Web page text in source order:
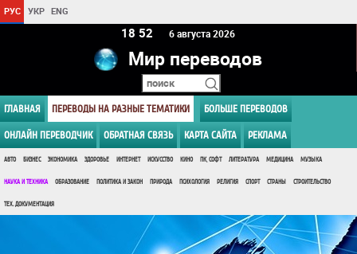
РУС УКР ENG
18:52 6 августа 2026
Мир переводов
ГЛАВНАЯ ПЕРЕВОДЫ НА РАЗНЫЕ ТЕМАТИКИ БОЛЬШЕ ПЕРЕВОДОВ
ОНЛАЙН ПЕРЕВОДЧИК ОБРАТНАЯ СВЯЗЬ КАРТА САЙТА РЕКЛАМА
АВТО БИЗНЕС ЭКОНОМИКА ЗДОРОВЬЕ ИНТЕРНЕТ ИСКУССТВО КИНО ПК, СОФТ ЛИТЕРАТУРА МЕДИЦИНА МУЗЫКА
НАУКА И ТЕХНИКА ОБРАЗОВАНИЕ ПОЛИТИКА И ЗАКОН ПРИРОДА ПСИХОЛОГИЯ РЕЛИГИЯ СПОРТ СТРАНЫ СТРОИТЕЛЬСТВО
ТЕХ. ДОКУМЕНТАЦИЯ